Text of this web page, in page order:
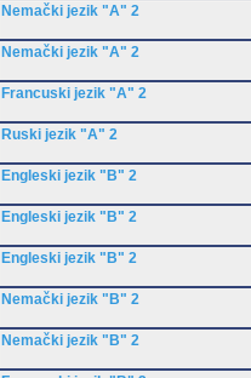
Nemački jezik "A" 2
Nemački jezik "A" 2
Francuski jezik "A" 2
Ruski jezik "A" 2
Engleski jezik "B" 2
Engleski jezik "B" 2
Engleski jezik "B" 2
Nemački jezik "B" 2
Nemački jezik "B" 2